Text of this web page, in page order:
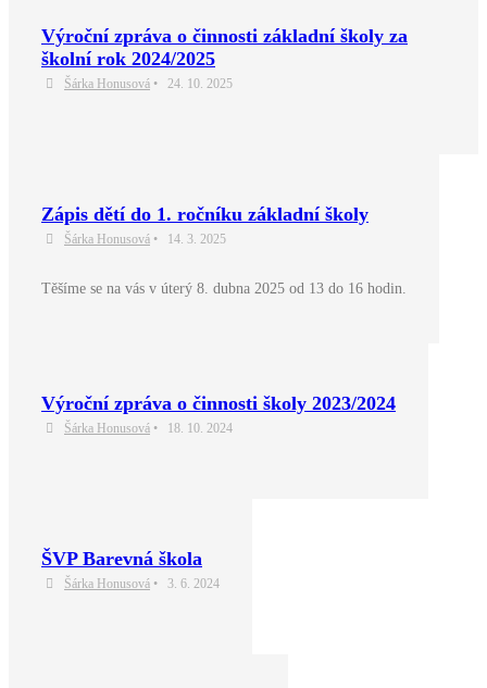
Výroční zpráva o činnosti základní školy za
školní rok 2024/2025
Šárka Honusová • 24. 10. 2025
Zápis dětí do 1. ročníku základní školy
Šárka Honusová • 14. 3. 2025
Těšíme se na vás v úterý 8. dubna 2025 od 13 do 16 hodin.
Výroční zpráva o činnosti školy 2023/2024
Šárka Honusová • 18. 10. 2024
ŠVP Barevná škola
Šárka Honusová • 3. 6. 2024